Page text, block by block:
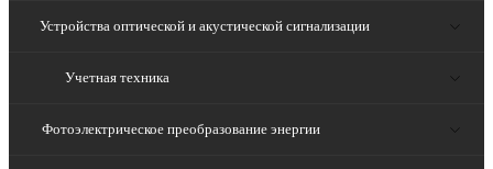
Устройства оптической и акустической сигнализации
Учетная техника
Фотоэлектрическое преобразование энергии